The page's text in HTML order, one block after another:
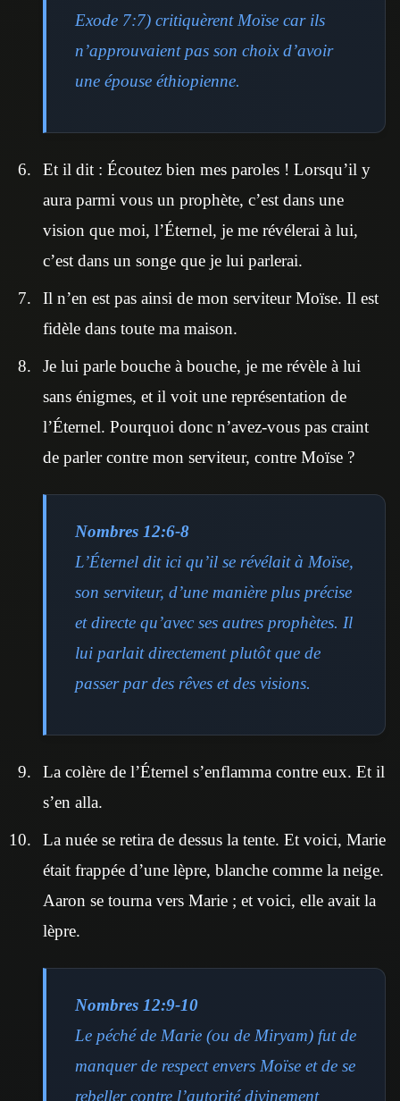
Exode 7:7) critiquèrent Moïse car ils
n’approuvaient pas son choix d’avoir
une épouse éthiopienne.
Et il dit : Écoutez bien mes paroles ! Lorsqu’il y
aura parmi vous un prophète, c’est dans une
vision que moi, l’Éternel, je me révélerai à lui,
c’est dans un songe que je lui parlerai.
Il n’en est pas ainsi de mon serviteur Moïse. Il est
fidèle dans toute ma maison.
Je lui parle bouche à bouche, je me révèle à lui
sans énigmes, et il voit une représentation de
l’Éternel. Pourquoi donc n’avez-vous pas craint
de parler contre mon serviteur, contre Moïse ?
Nombres 12:6-8
L’Éternel dit ici qu’il se révélait à Moïse,
son serviteur, d’une manière plus précise
et directe qu’avec ses autres prophètes. Il
lui parlait directement plutôt que de
passer par des rêves et des visions.
La colère de l’Éternel s’enflamma contre eux. Et il
s’en alla.
La nuée se retira de dessus la tente. Et voici, Marie
était frappée d’une lèpre, blanche comme la neige.
Aaron se tourna vers Marie ; et voici, elle avait la
lèpre.
Nombres 12:9-10
Le péché de Marie (ou de Miryam) fut de
manquer de respect envers Moïse et de se
rebeller contre l’autorité divinement